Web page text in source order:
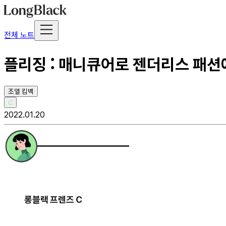
전체 노트
플리징 : 매니큐어로 젠더리스 패
조엘 킴벡
C
2022.01.20
롱블랙 프렌즈 C